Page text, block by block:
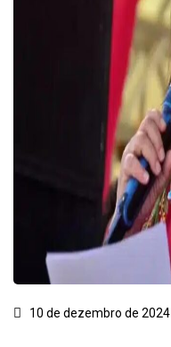
10 de dezembro de 2024